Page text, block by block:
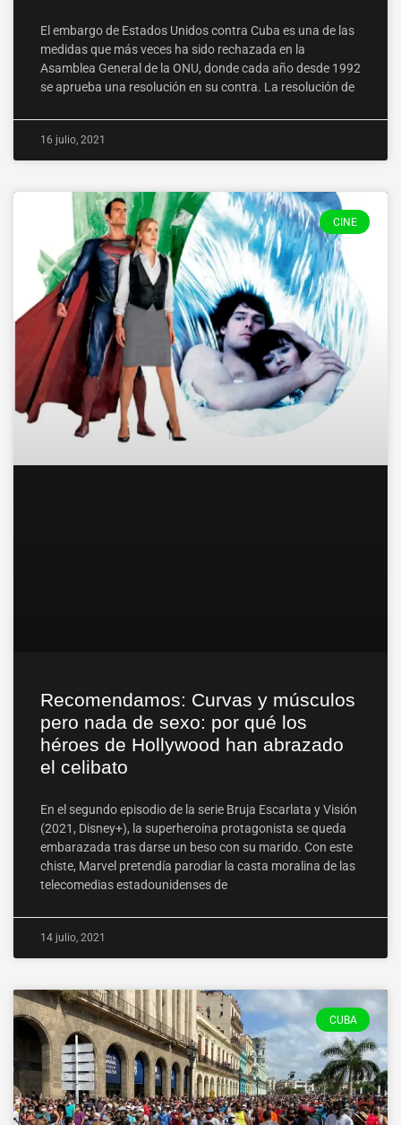
El embargo de Estados Unidos contra Cuba es una de las
medidas que más veces ha sido rechazada en la
Asamblea General de la ONU, donde cada año desde 1992
se aprueba una resolución en su contra. La resolución de
16 julio, 2021
CINE
Recomendamos: Curvas y músculos
pero nada de sexo: por qué los
héroes de Hollywood han abrazado
el celibato
En el segundo episodio de la serie Bruja Escarlata y Visión
(2021, Disney+), la superheroína protagonista se queda
embarazada tras darse un beso con su marido. Con este
chiste, Marvel pretendía parodiar la casta moralina de las
telecomedias estadounidenses de
14 julio, 2021
CUBA